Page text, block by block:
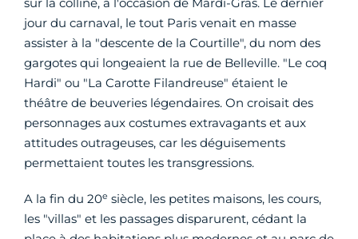
sur la colline, à l'occasion de Mardi-Gras. Le dernier
jour du carnaval, le tout Paris venait en masse
assister à la "descente de la Courtille", du nom des
gargotes qui longeaient la rue de Belleville. "Le coq
Hardi" ou "La Carotte Filandreuse" étaient le
théâtre de beuveries légendaires. On croisait des
personnages aux costumes extravagants et aux
attitudes outrageuses, car les déguisements
permettaient toutes les transgressions.
A la fin du 20e siècle, les petites maisons, les cours,
les "villas" et les passages disparurent, cédant la